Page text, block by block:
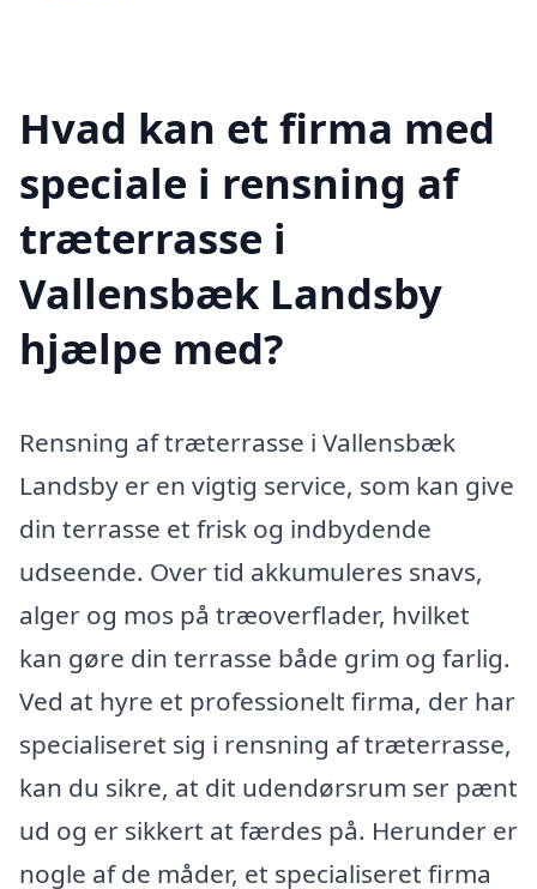
Hvad kan et firma med
speciale i rensning af
træterrasse i
Vallensbæk Landsby
hjælpe med?
Rensning af træterrasse i Vallensbæk
Landsby er en vigtig service, som kan give
din terrasse et frisk og indbydende
udseende. Over tid akkumuleres snavs,
alger og mos på træoverflader, hvilket
kan gøre din terrasse både grim og farlig.
Ved at hyre et professionelt firma, der har
specialiseret sig i rensning af træterrasse,
kan du sikre, at dit udendørsrum ser pænt
ud og er sikkert at færdes på. Herunder er
nogle af de måder, et specialiseret firma